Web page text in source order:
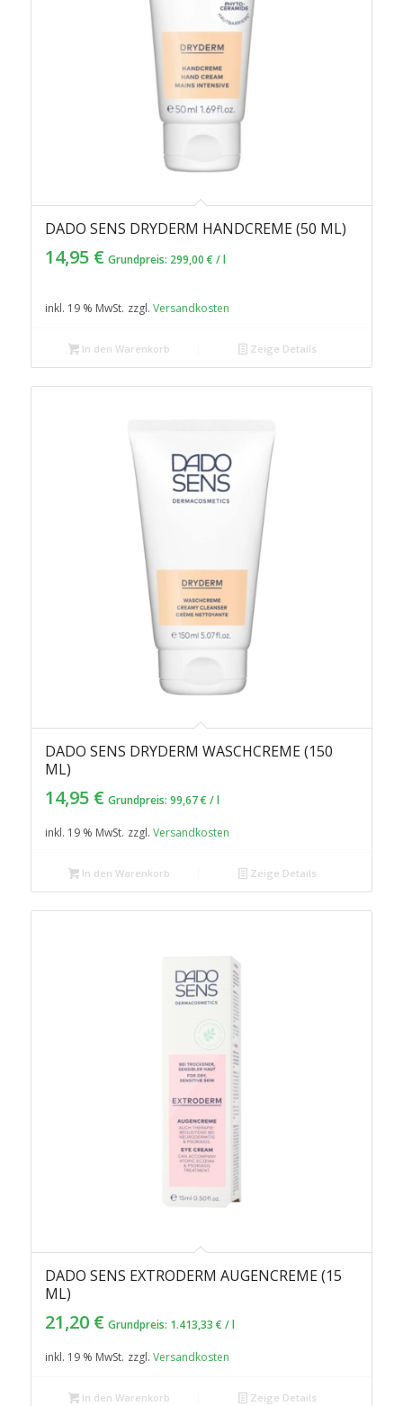
DADO SENS DRYDERM HANDCREME (50 ML)
14,95 € Grundpreis: 299,00 € /l
inkl. 19 % MwSt. zzgl. Versandkosten
In den Warenkorb Zeige Details
DADO SENS DRYDERM WASCHCREME (150
ML)
14,95 € Grundpreis: 99,67€ /l
inkl. 19 % MwSt. zzgl. Versandkosten
In den Warenkorb Zeige Details
DADO SENS EXTRODERM AUGENCREME (15
ML)
21,20 € Grundpreis: 1.413,33 € /l
inkl. 19 % MwSt. zzgl. Versandkosten
In den Warenkorb Zeige Details